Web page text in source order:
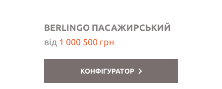
BERLINGO ПАСАЖИРСЬКИЙ
від 1 000 500 грн
КОНФІГУРАТОР